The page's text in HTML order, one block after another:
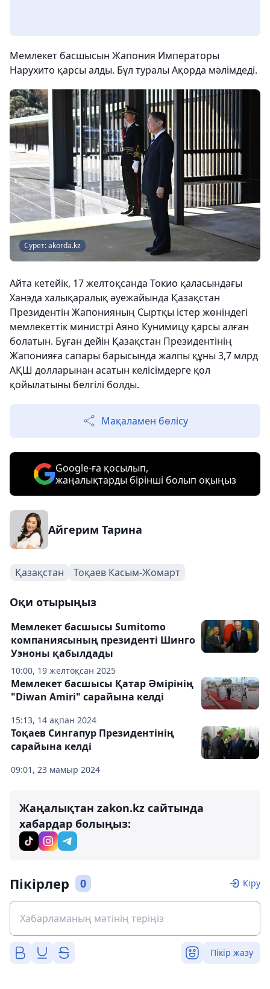
Мемлекет басшысын Жапония Императоры
Нарухито қарсы алды. Бұл туралы Ақорда мәлімдеді.
Сурет: akorda.kz
Айта кетейік, 17 желтоқсанда Токио қаласындағы
Ханэда халықаралық әуежайында Қазақстан
Президентін Жапонияның Сыртқы істер жөніндегі
мемлекеттік министрі Аяно Кунимицу қарсы алған
болатын. Бұған дейін Қазақстан Президентінің
Жапонияға сапары барысында жалпы құны 3,7 млрд
АҚШ долларынан асатын келісімдерге қол
қойылатыны белгілі болды.
Мақаламен бөлісу
Google-ға қосылып,
жаңалықтарды бірінші болып оқыңыз
Айгерим Тарина
Қазақстан Тоқаев Касым-Жомарт
Оқи отырыңыз
10:00, 19 желтоқсан 2025
Мемлекет басшысы Sumitomo
компаниясының президенті Шинго
Уэноны қабылдады
15:13, 14 ақпан 2024
Мемлекет басшысы Қатар Әмірінің
"Diwan Amiri" сарайына келді
09:01, 23 мамыр 2024
Тоқаев Сингапур Президентінің
сарайына келді
Жаңалықтан zakon.kz сайтында
хабардар болыңыз:
Пікірлер 0 Кіру
Пікір жазу